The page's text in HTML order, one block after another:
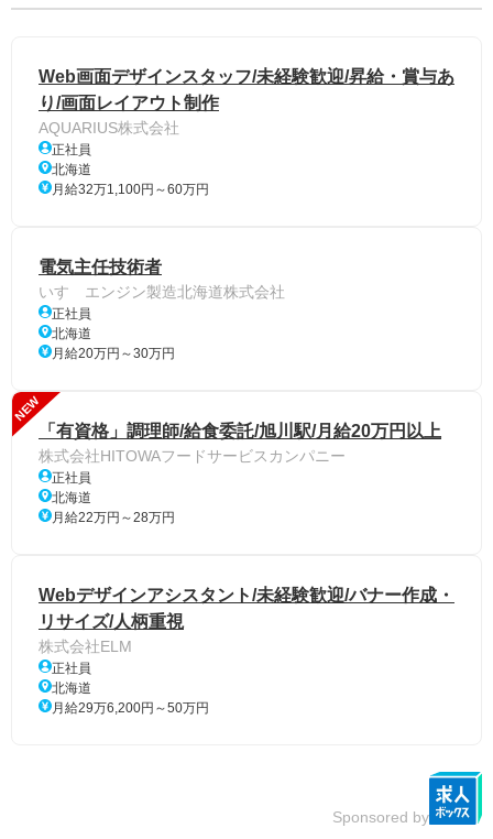
Web画面デザインスタッフ/未経験歓迎/昇給・賞与あ
り/画面レイアウト制作
AQUARIUS株式会社
正社員
北海道
月給32万1,100円～60万円
電気主任技術者
いすゞエンジン製造北海道株式会社
正社員
北海道
月給20万円～30万円
NEW
「有資格」調理師/給食委託/旭川駅/月給20万円以上
株式会社HITOWAフードサービスカンパニー
正社員
北海道
月給22万円～28万円
Webデザインアシスタント/未経験歓迎/バナー作成・
リサイズ/人柄重視
株式会社ELM
正社員
北海道
月給29万6,200円～50万円
Sponsored by